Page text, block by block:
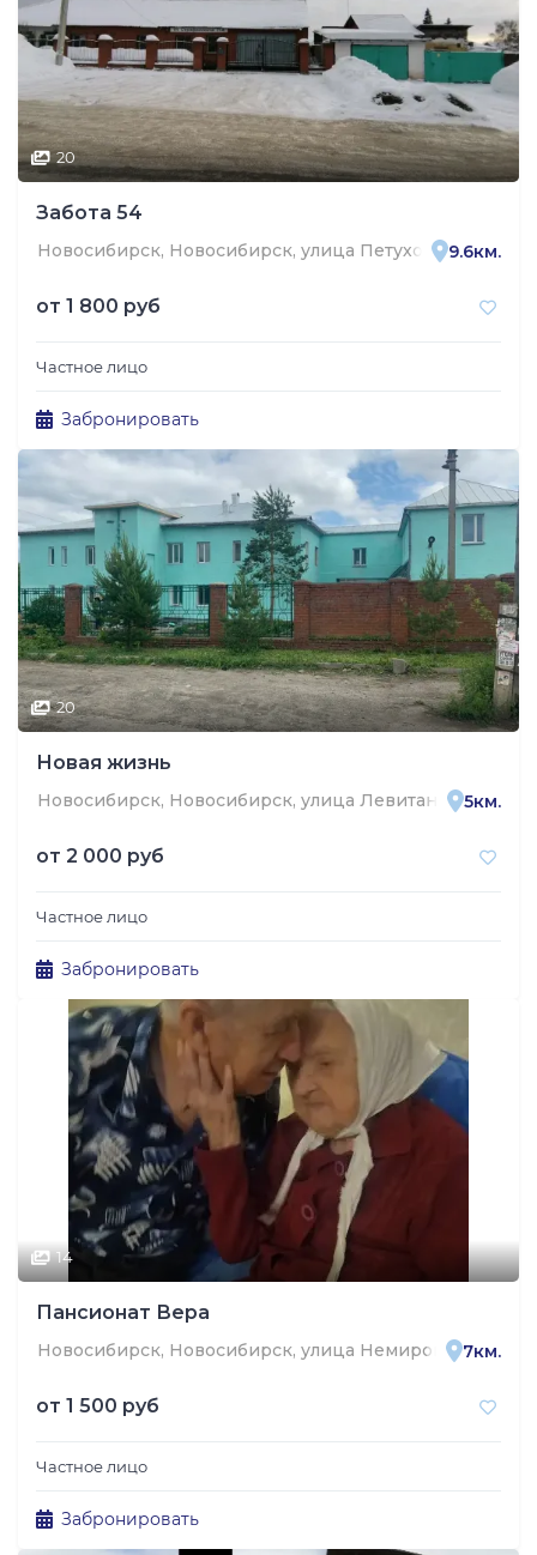
20
Забота 54
Новосибирск, Новосибирск, улица Петухова, 51/4
9.6км.
от 1 800 руб
Частное лицо
Забронировать
20
Новая жизнь
Новосибирск, Новосибирск, улица Левитана, 38, г.
5км.
от 2 000 руб
Частное лицо
Забронировать
14
Пансионат Вера
Новосибирск, Новосибирск, улица Немировича-7км.
от 1 500 руб
Частное лицо
Забронировать